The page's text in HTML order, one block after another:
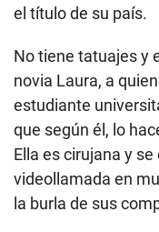
el título de su país.
No tiene tatuajes y
novia Laura, a
estudiante
que según él, lo
Ella es cirujana y
videollamada en
la burla de sus